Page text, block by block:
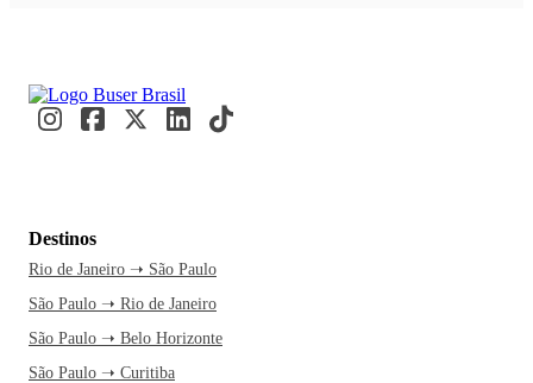
Destinos
Rio de Janeiro ➝ São Paulo
São Paulo ➝ Rio de Janeiro
São Paulo ➝ Belo Horizonte
São Paulo ➝ Curitiba